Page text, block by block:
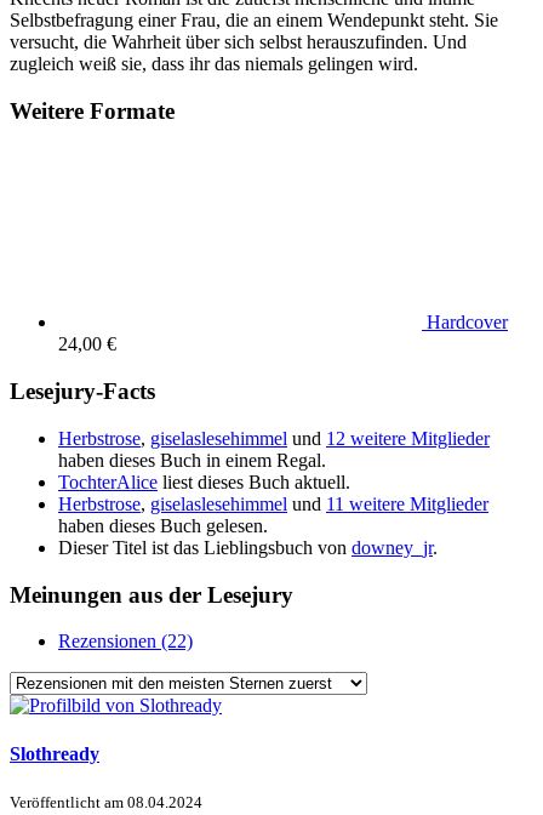
Selbstbefragung einer Frau, die an einem Wendepunkt steht. Sie
versucht, die Wahrheit über sich selbst herauszufinden. Und
zugleich weiß sie, dass ihr das niemals gelingen wird.
Weitere Formate
Hardcover
24,00 €
Lesejury-Facts
Herbstrose, giselaslesehimmel und 12 weitere Mitglieder
haben dieses Buch in einem Regal.
TochterAlice liest dieses Buch aktuell.
Herbstrose, giselaslesehimmel und 11 weitere Mitglieder
haben dieses Buch gelesen.
Dieser Titel ist das Lieblingsbuch von downey_jr.
Meinungen aus der Lesejury
Rezensionen (22)
Slothready
Veröffentlicht am 08.04.2024